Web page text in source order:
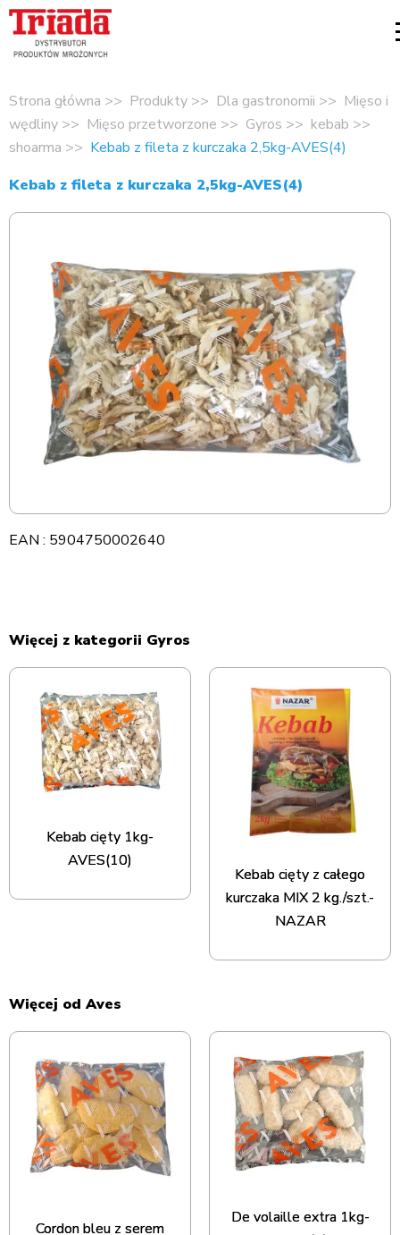
Strona główna Produkty Dla gastronomii
Mięso i
wędliny
Mięso przetworzone Gyros
kebab
shoarma
Kebab z fileta z kurczaka 2,5kg-AVES(4)
Kebab z fileta z kurczaka 2,5kg-AVES(4)
EAN : 5904750002640
Więcej z kategorii Gyros
Kebab cięty 1kg-
AVES(10)
Kebab cięty z całego
kurczaka MIX 2 kg./szt.-
NAZAR
Więcej od Aves
Cordon bleu z serem
De volaille extra 1kg-